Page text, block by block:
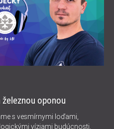
železnou oponou
s vesmírnymi loďami,
víziami budúcnosti.